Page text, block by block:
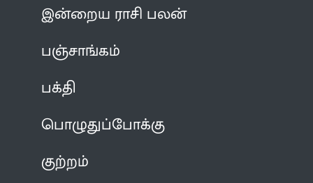
இன்றைய ராசி பலன்
பஞ்சாங்கம்
பக்தி
பொழுதுப்போக்கு
குற்றம்